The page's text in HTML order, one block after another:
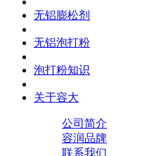
无铝膨松剂
无铝泡打粉
泡打粉知识
关于容大
公司简介
容润品牌
联系我们